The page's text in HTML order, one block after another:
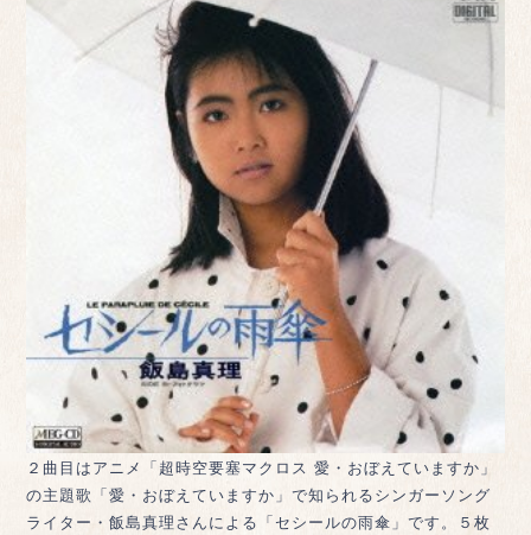
２曲目はアニメ「超時空要塞マクロス 愛・おぼえていますか」
の主題歌「愛・おぼえていますか」で知られるシンガーソング
ライター・飯島真理さんによる「セシールの雨傘」です。５枚